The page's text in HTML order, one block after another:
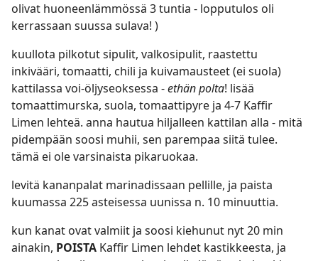
olivat huoneenlämmössä 3 tuntia - lopputulos oli
kerrassaan suussa sulava! )
kuullota pilkotut sipulit, valkosipulit, raastettu
inkivääri, tomaatti, chili ja kuivamausteet (ei suola)
kattilassa voi-öljyseoksessa -ethän polta! lisää
tomaattimurska, suola, tomaattipyre ja 4-7 Kaffir
Limen lehteä. anna hautua hiljalleen kattilan alla - mitä
pidempään soosi muhii, sen parempaa siitä tulee.
tämä ei ole varsinaista pikaruokaa.
levitä kananpalat marinadissaan pellille, ja paista
kuumassa 225 asteisessa uunissa n. 10 minuuttia.
kun kanat ovat valmiit ja soosi kiehunut nyt 20 min
ainakin, POISTA Kaffir Limen lehdet kastikkeesta, ja